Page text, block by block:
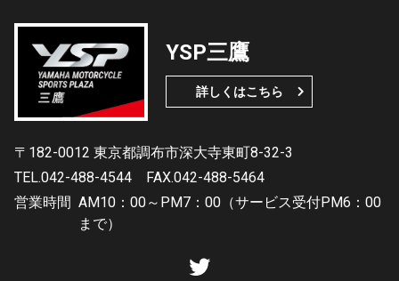
YSP三鷹
詳しくはこちら
〒182-0012 東京都調布市深大寺東町8-32-3
TEL.042-488-4544
FAX.042-488-5464
営業時間 AM10：00～PM7：00（サービス受付PM6：00
まで）